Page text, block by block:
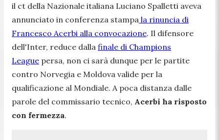
il ct della Nazionale italiana Luciano Spalletti aveva
annunciato in conferenza stampa la rinuncia di
Francesco Acerbi alla convocazione. Il difensore
dell'Inter, reduce dalla finale di Champions
League persa, non ci sarà dunque per le partite
contro Norvegia e Moldova valide per la
qualificazione al Mondiale. A poca distanza dalle
parole del commissario tecnico, Acerbi ha risposto
con fermezza.